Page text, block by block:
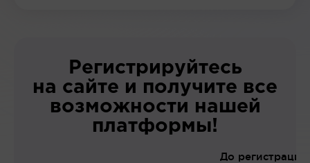
Регистрируйтесь
на сайте и получите все
возможности нашей
платформы!
До регистрации